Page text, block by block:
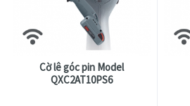
Cờ lê góc pin Model
QXC2AT10PS6